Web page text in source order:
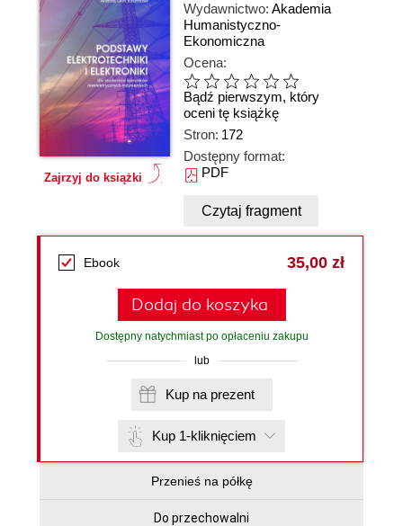
Zajrzyj do książki
Wydawnictwo: Akademia
Humanistyczno-
Ekonomiczna
Ocena:
Bądź pierwszym, który
oceni tę książkę
Stron: 172
Dostępny format:
PDF
Czytaj fragment
Ebook 35,00 zł
Dodaj do koszyka
Dostępny natychmiast po opłaceniu zakupu
lub
Kup na prezent
Kup 1-kliknięciem
Przenieś na półkę
Do przechowalni